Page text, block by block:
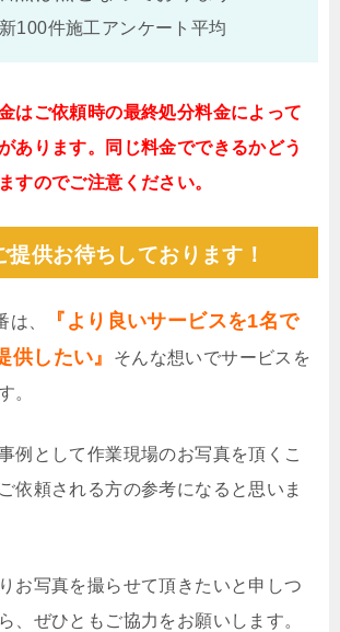
100件施工アンケート平均
はご依頼時の最終処分料金によって
あります。同じ料金でできるかどう
すのでご注意ください。
提供お待ちしております！
、
『より良いサービスを1名で
供したい』
そんな想いでサービスを
。
例として作業現場のお写真を頂くこ
依頼される方の参考になると思いま
お写真を撮らせて頂きたいと申しつ
、ぜひともご協力をお願いします。